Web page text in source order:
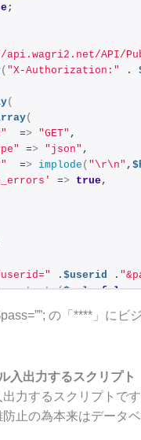
;
API/
( "X-Authorization:" .
(
(
  =
> "GET" ,
=> "json" ,
  =
> implode ( "\r\n" ,
=> true,
. $userid .
($url, false
> = 200 (int)
-> setAuthKey $userid,
("リクエストが不
の「****」にビ
入出力するスクリプト
力するスクリプトで
止の為本来はデータ